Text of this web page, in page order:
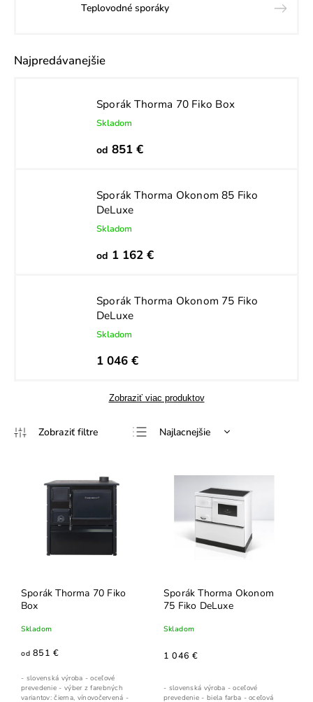
Teplovodné sporáky
Najpredávanejšie
Sporák Thorma 70 Fiko Box
Skladom
od 851 €
Sporák Thorma Okonom 85 Fiko
DeLuxe
Skladom
od 1 162 €
Sporák Thorma Okonom 75 Fiko
DeLuxe
Skladom
1 046 €
Zobraziť viac produktov
Najlacnejšie
Najpredávanejšie
Abecedne
Sporák Thorma 70 Fiko
Box
Skladom
od 851 €
- slovenská výroba - oceľové
prevedenie - výber z farebných
variantov: čierna, vínovočervená -
Sporák Thorma Okonom
75 Fiko DeLuxe
Skladom
1 046 €
- slovenská výroba - oceľové
prevedenie - biela farba - oceľová